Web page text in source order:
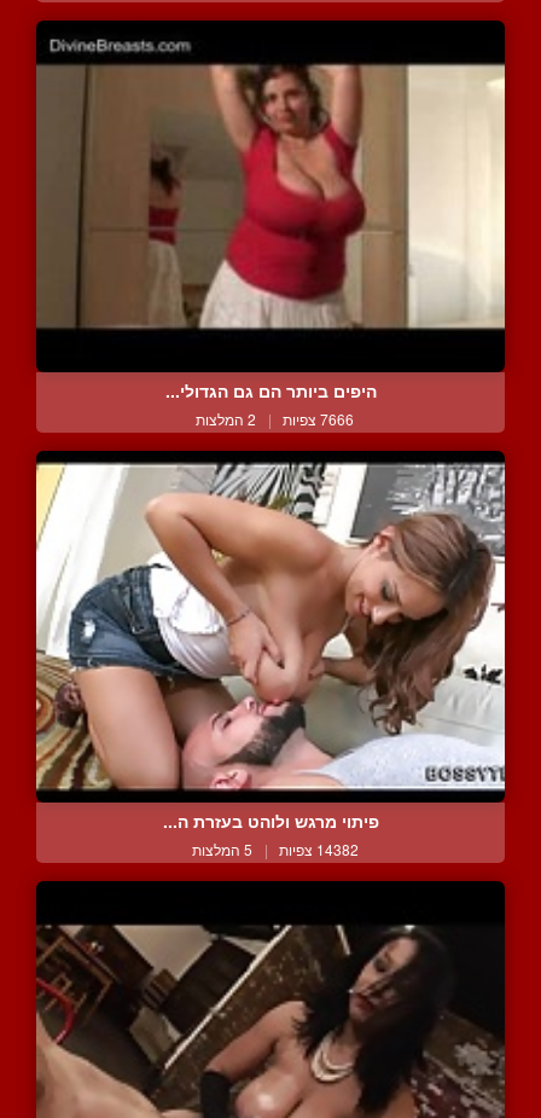
היפים ביותר הם גם הגדולי...
7666 צפיות | 2 המלצות
פיתוי מרגש ולוהט בעזרת ה...
14382 צפיות | 5 המלצות